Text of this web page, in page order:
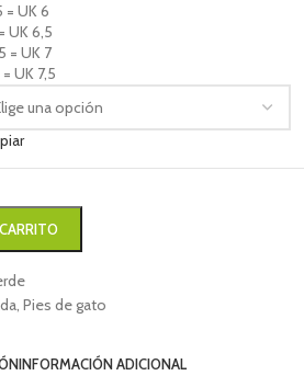
= UK 6
UK 6,5
= UK 7
= UK 7,5
, Pies de gato
INFORMACIÓN ADICIONAL